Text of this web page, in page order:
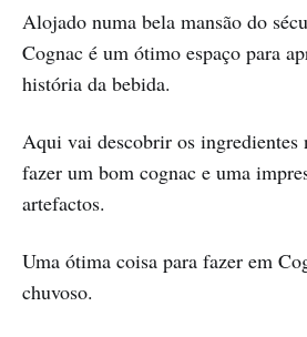
Alojado numa bela mansão do
Cognac é um ótimo espaço para
história da bebida.
Aqui vai descobrir os ingredientes
fazer um bom cognac e uma
artefactos.
Uma ótima coisa para fazer em
chuvoso.